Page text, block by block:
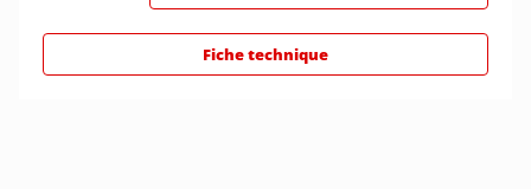
Fiche technique